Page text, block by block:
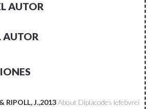
AUTOR
AUTOR
RIPOLL, J.,2013About Diplacodes lefebvrei